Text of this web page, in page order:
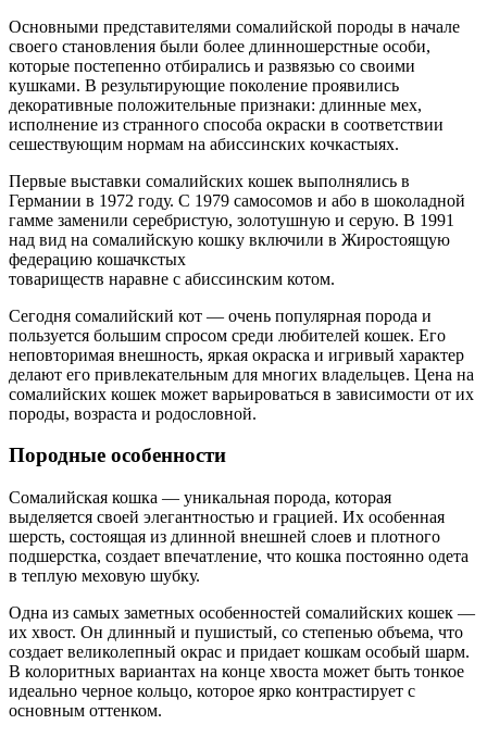
Основными представителями сомалийской породы в начале
своего становления были более длинношерстные особи,
которые постепенно отбирались и развязью со своими
кушками. В результирующие поколение проявились
декоративные положительные признаки: длинные мех,
исполнение из странного способа окраски в соответствии
сешествующим нормам на абиссинских кочкастыях.
Первые выставки сомалийских кошек выполнялись в
Германии в 1972 году. С 1979 самосомов и або в шоколадной
гамме заменили серебристую, золотушную и серую. В 1991
над вид на сомалийскую кошку включили в Жиростоящую
федерацию кошачкстых
товариществ наравне с абиссинским котом.
Сегодня сомалийский кот — очень популярная порода и
пользуется большим спросом среди любителей кошек. Его
неповторимая внешность, яркая окраска и игривый характер
делают его привлекательным для многих владельцев. Цена на
сомалийских кошек может варьироваться в зависимости от их
породы, возраста и родословной.
Породные особенности
Сомалийская кошка — уникальная порода, которая
выделяется своей элегантностью и грацией. Их особенная
шерсть, состоящая из длинной внешней слоев и плотного
подшерстка, создает впечатление, что кошка постоянно одета
в теплую меховую шубку.
Одна из самых заметных особенностей сомалийских кошек —
их хвост. Он длинный и пушистый, со степенью объема, что
создает великолепный окрас и придает кошкам особый шарм.
В колоритных вариантах на конце хвоста может быть тонкое
идеально черное кольцо, которое ярко контрастирует с
основным оттенком.